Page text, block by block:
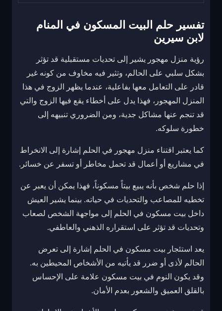
تفسير حلم البيت المسكون في المنام
لابن سيرين
رؤية منزل مهجور يشير إلى تحديات مستقبلية قد تؤثر
بشكل سلبي على الحالم، وتثير فيه مخاوف من كونه غير
قادر على التعامل معها بفاعلية، عندما يظهر الزوج في هذا
المنزل المهجور، فهذا يدل على أخطاء يقع فيها الزوج والتي
قد تنجم عنها مشاكل جدية، ومن الضروري تنبيهه إلى
خطورة سلوكه.
كما يعتبر اقتناء منزل مهجور في الحلم إشارة إلى الانخراط
في مشاريع أو أعمال قد تحمل مخاطر أو تسفر عن خسائر.
إذا حلم شخص بأنه يبيع بيتاً مسكوناً، فهذا يمكن أن يعبر عن
تخطيه للمصاعب والتحديات في حياته. بينما يشير العيش
داخل بيت مسكون في الحلم إلى مواجهة الشخص لصعاب
وتحديات قد تؤثر على استقراره الذهني والعاطفي.
يعد استئجار بيت مسكون في الحلم إشارة إلى تعرض
الحالم لأذى أو ضرر قد يأتيه من الأشخاص المحيطين به.
وقد يكون النوم في بيت مسكون علامة على الإحساس
بالقلق العميق والشعور بعدم الأمان.